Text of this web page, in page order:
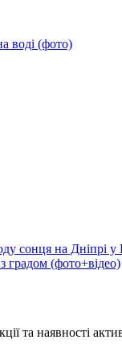
воді (фото)
сонця на Дніпрі у
градом (фото+відео)
та наявності